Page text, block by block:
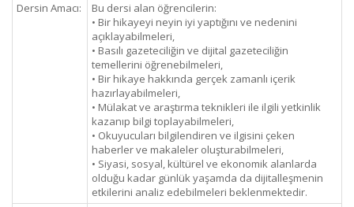
Dersin Amacı:
Bu dersi alan öğrencilerin:
• Bir hikayeyi neyin iyi yaptığını ve nedenini
açıklayabilmeleri,
• Basılı gazeteciliğin ve dijital gazeteciliğin
temellerini öğrenebilmeleri,
• Bir hikaye hakkında gerçek zamanlı içerik
hazırlayabilmeleri,
• Mülakat ve araştırma teknikleri ile ilgili yetkinlik
kazanıp bilgi toplayabilmeleri,
• Okuyucuları bilgilendiren ve ilgisini çeken
haberler ve makaleler oluşturabilmeleri,
• Siyasi, sosyal, kültürel ve ekonomik alanlarda
olduğu kadar günlük yaşamda da dijitalleşmenin
etkilerini analiz edebilmeleri beklenmektedir.